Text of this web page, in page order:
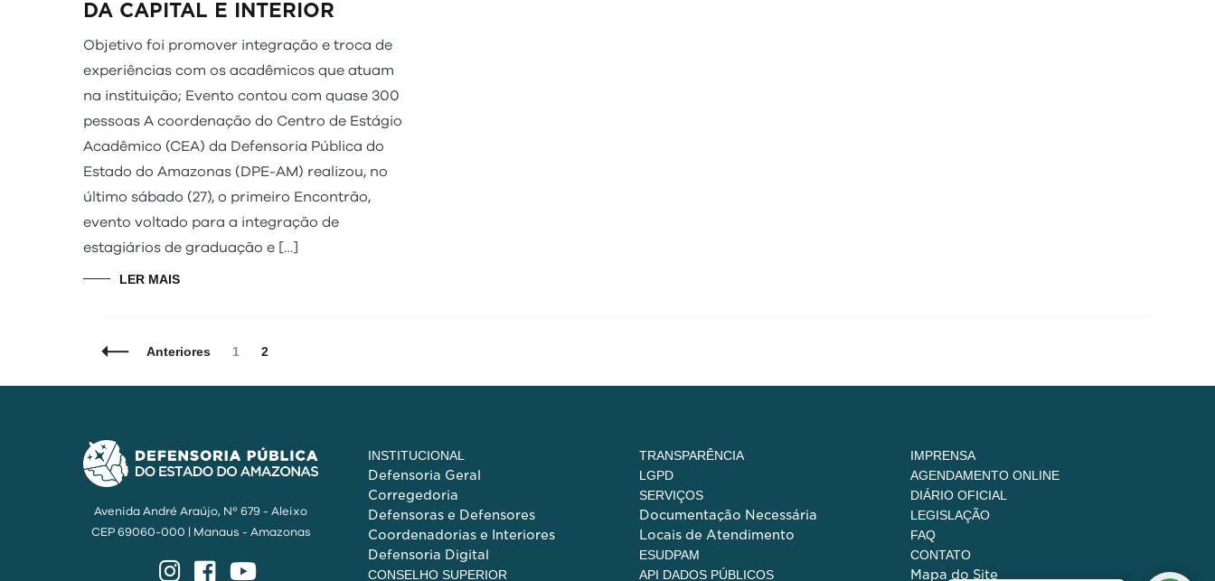
DA CAPITAL E INTERIOR
Objetivo foi promover integração e troca de
experiências com os acadêmicos que atuam
na instituição; Evento contou com quase 300
pessoas A coordenação do Centro de Estágio
Acadêmico (CEA) da Defensoria Pública do
Estado do Amazonas (DPE-AM) realizou, no
último sábado (27), o primeiro Encontrão,
evento voltado para a integração de
estagiários de graduação e […]
LER MAIS
NavegaçãoAnteriores Página
1 Página
2
Avenida André Araújo, Nº 679 - Aleixo
CEP 69060-000 | Manaus - Amazonas
InstagramFacebook
INSTITUCIONAL
Defensoria Geral
Corregedoria
Defensoras e Defensores
Coordenadorias e Interiores
Defensoria Digital
CONSELHO SUPERIOR
TRANSPARÊNCIA
LGPD
SERVIÇOS
Documentação Necessária
Locais de Atendimento
ESUDPAM
API DADOS PÚBLICOS
IMPRENSA
AGENDAMENTO ONLINE
DIÁRIO OFICIAL
LEGISLAÇÃO
FAQ
CONTATO
Mapa do Site